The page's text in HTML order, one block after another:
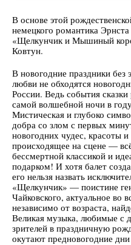
В основе этой
немецкого романтика
«Щелкунчик и Мышиный
Ковтун.
В новогодние праздники без
любви не обходятся
России. Ведь события
самой волшебной ночи в
Мистическая и глубоко
добра со злом с первых
новогодних чудес, красоты
происходящее на сцене —
бессмертной классикой и
подарком! И хотя балет
его нельзя назвать
«Щелкунчик» — поистине
Чайковского, актуальное во
независимо от возраста,
Великая музыка, любимые с
зрителей в праздничную
окутают предновогодние